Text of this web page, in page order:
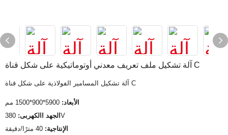
آلة تشكيل ملف تعريف معدني أوتوماتيكية على شكل قناة C
آلة تشكيل المسامير الفولاذية على شكل قناة C
الأبعاد:
الجهد االكهربى: 380V
الإنتاجية: